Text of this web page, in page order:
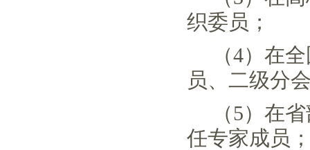
织委员；
（4）在
员、二级分
（5）在
任专家成员